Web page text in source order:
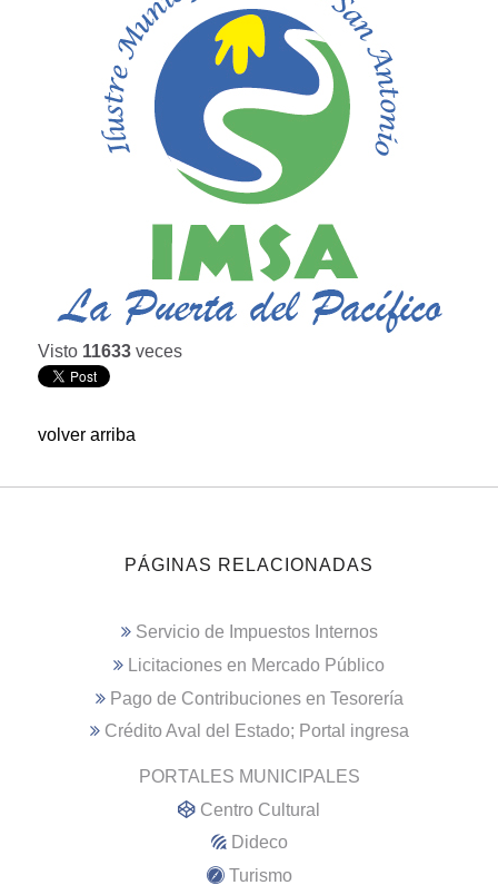
Visto 11633 veces
volver arriba
PÁGINAS RELACIONADAS
Servicio de Impuestos Internos
Licitaciones en Mercado Público
Pago de Contribuciones en Tesorería
Crédito Aval del Estado; Portal ingresa
PORTALES MUNICIPALES
Centro Cultural
Dideco
Turismo